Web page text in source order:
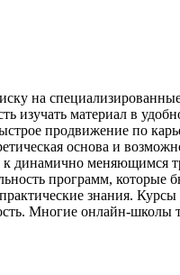
на
изучать материал в
продвижение по
основа и
динамично меняющимся
программ, которые
знания.
Многие онлайн-школы